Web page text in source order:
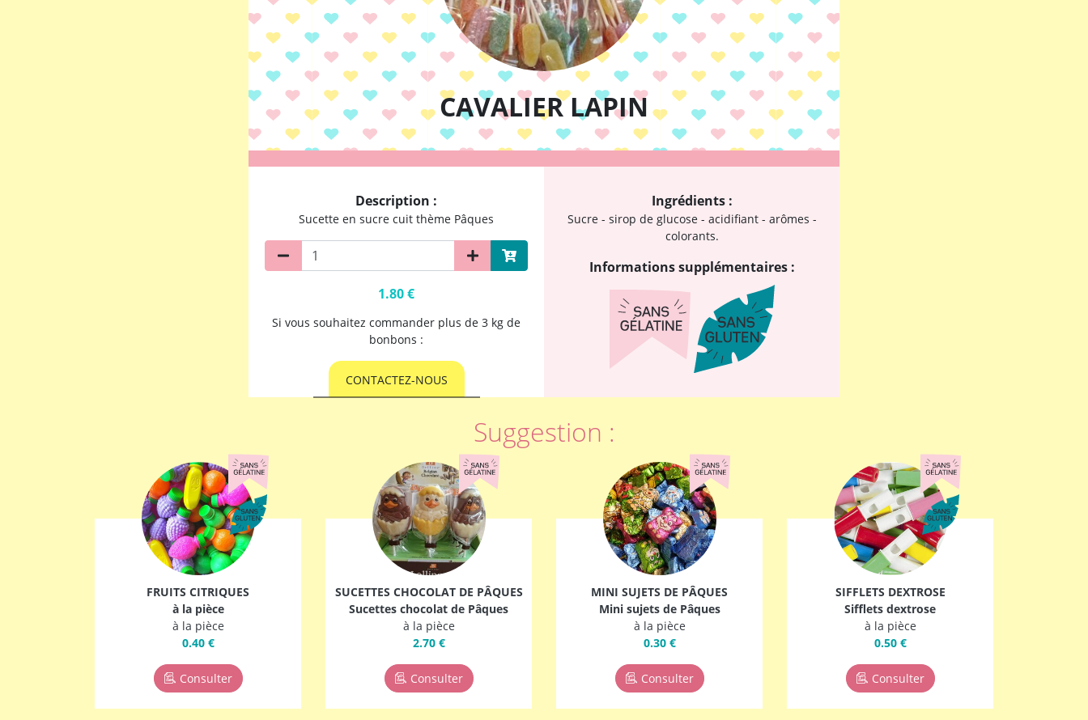
CAVALIER LAPIN
Description :
Sucette en sucre cuit thème Pâques
1.80 €
Si vous souhaitez commander plus de 3 kg de
bonbons :
CONTACTEZ-NOUS
Ingrédients :
Sucre - sirop de glucose - acidifiant - arômes -
colorants.
Informations supplémentaires :
Suggestion :
FRUITS CITRIQUES
à la pièce
à la pièce
0.40 €
Consulter
SUCETTES CHOCOLAT DE PÂQUES
Sucettes chocolat de Pâques
à la pièce
2.70 €
Consulter
MINI SUJETS DE PÂQUES
Mini sujets de Pâques
à la pièce
0.30 €
Consulter
SIFFLETS DEXTROSE
Sifflets dextrose
à la pièce
0.50 €
Consulter